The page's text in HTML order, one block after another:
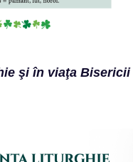
şi în viaţa Bisericii